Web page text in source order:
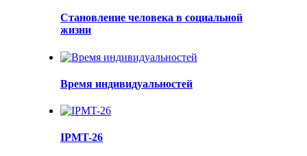
Становление человека в социальной
жизни
Время индивидуальностей
IPMT-26